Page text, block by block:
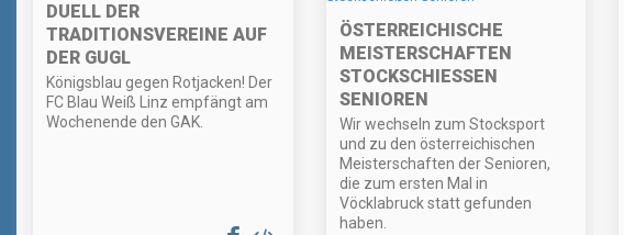
DUELL DER
TRADITIONSVEREINE AUF
DER GUGL
Königsblau gegen Rotjacken! Der
FC Blau Weiß Linz empfängt am
Wochenende den GAK.
ÖSTERREICHISCHE
MEISTERSCHAFTEN
STOCKSCHIESSEN S
ENIOREN
Wir wechseln zum Stocksport
und zu den österreichischen
Meisterschaften der Senioren,
die zum ersten Mal in
Vöcklabruck statt gefunden
haben.